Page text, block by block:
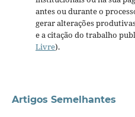
antes ou durante o
gerar alterações
e a citação do trabalho
Livre).
Artigos Semelhantes